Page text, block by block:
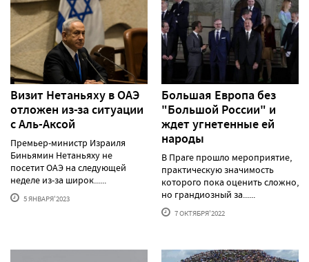
Визит Нетаньяху в ОАЭ
отложен из-за ситуации
с Аль-Аксой
Премьер-министр Израиля
Биньямин Нетаньяху не
посетит ОАЭ на следующей
неделе из-за широк......
5 ЯНВАРЯ'2023
Большая Европа без
"Большой России" и
ждет угнетенные ей
народы
В Праге прошло мероприятие,
практическую значимость
которого пока оценить сложно,
но грандиозный за......
7 ОКТЯБРЯ'2022